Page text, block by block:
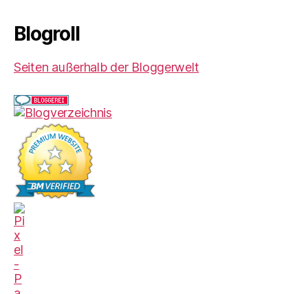
Blogroll
Seiten außerhalb der Bloggerwelt